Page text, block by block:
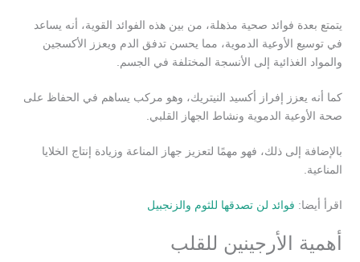
يتمتع بعدة فوائد صحية مذهلة، من بين هذه الفوائد القوية، أنه يساعد
في توسيع الأوعية الدموية، مما يحسن تدفق الدم ويعزز الأكسجين
والمواد الغذائية إلى الأنسجة المختلفة في الجسم.
كما أنه يعزز إفراز أكسيد النيتريك، وهو مركب يساهم في الحفاظ على
صحة الأوعية الدموية ونشاط الجهاز القلبي.
بالإضافة إلى ذلك، فهو مهمًا لتعزيز جهاز المناعة وزيادة إنتاج الخلايا
المناعية.
اقرأ أيضا: فوائد لن تصدقها للثوم والزنجبيل
أهمية الأرجينين للقلب